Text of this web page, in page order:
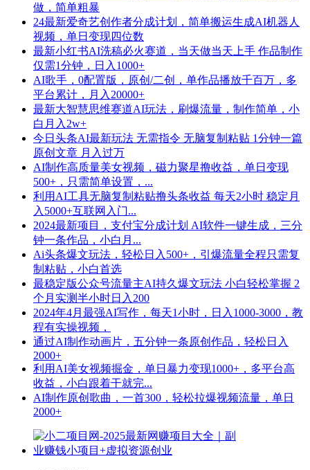
做，简单粗暴
24最新爱奇艺创作者分成计划，简单搬运生成AI机器人
视频，单日变现四位数
最新小红书AI洗稿必火赛道，当天做当天上手 作品制作
仅需1分钟，日入1000+
AI歌手，0配置版，原创/二创，单作品播放千百万，多
平台累计，月入20000+
最新大智慧思维赛道AI玩法，刷爆流量，制作简单，小
白月入2w+
今日头条AI最新玩法 无需指令 无脑复制粘贴 1分钟一篇
原创文章 月入过万
AI制作高质量美女视频，磁力聚星撸收益，单日变现
500+，只需简单设置，...
利用AI工具无脑复制粘贴撸头条收益 每天2小时 稳定月
入5000+互联网入门...
2024最新项目，支付宝分成计划 AI软件一键生成，三分
钟一条作品，小白月...
Ai头条爆文玩法，轻松日入500+，引爆流量全程只需复
制粘贴，小白首选
最稳定版公众号流量主AI持久爆文玩法 小白轻松掌握 2
个月实测半小时日入200
2024年4月最强AI写作，每天1小时，日入1000-3000，教
程有实操视频，
通过AI制作动画片，五分钟一条原创作品，轻松日入
2000+
利用AI美女视频掘金，单日暴力变现1000+，多平台高
收益，小白跟着干就完...
AI制作原创歌曲，一首300，轻松拉爆视频流量，单日
2000+